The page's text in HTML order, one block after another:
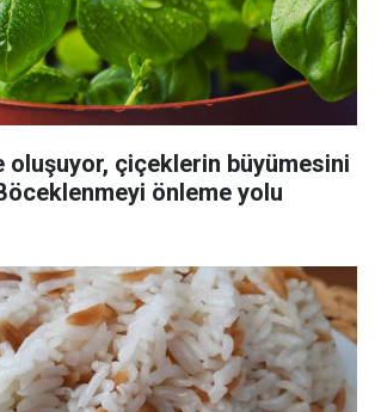
oluşuyor, çiçeklerin büyümesini
önleme yolu